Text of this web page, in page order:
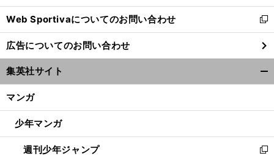
開
く
Web Sportivaについてのお問い合わせ
新
し
い
ウ
ィ
ン
ウ
開
く
広告についてのお問い合わせ
集英社サイト
マンガ
少年マンガ
週刊少年ジャンプ
新